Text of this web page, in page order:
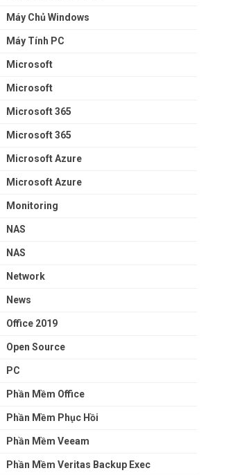
Máy Chủ Windows
Máy Tính PC
Microsoft
Microsoft
Microsoft 365
Microsoft 365
Microsoft Azure
Microsoft Azure
Monitoring
NAS
NAS
Network
News
Office 2019
Open Source
PC
Phần Mềm Office
Phần Mềm Phục Hồi
Phần Mềm Veeam
Phần Mềm Veritas Backup Exec